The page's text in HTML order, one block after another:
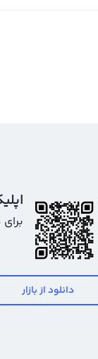
دانلود از بازار